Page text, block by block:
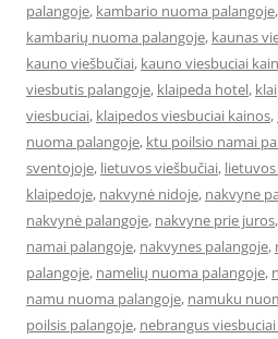
palangoje, kambario nuoma palangoje,
kambarių nuoma palangoje, kaunas
kauno viešbučiai, kauno viesbuciai
viesbutis palangoje, klaipeda hotel,
viesbuciai, klaipedos viesbuciai kainos,
nuoma palangoje, ktu poilsio namai
sventojoje, lietuvos viešbučiai,
klaipedoje, nakvynė nidoje, nakvyne
nakvynė palangoje, nakvyne prie juros,
namai palangoje, nakvynes palangoje,
palangoje, namelių nuoma palangoje,
namu nuoma palangoje, namuku
poilsis palangoje, nebrangus